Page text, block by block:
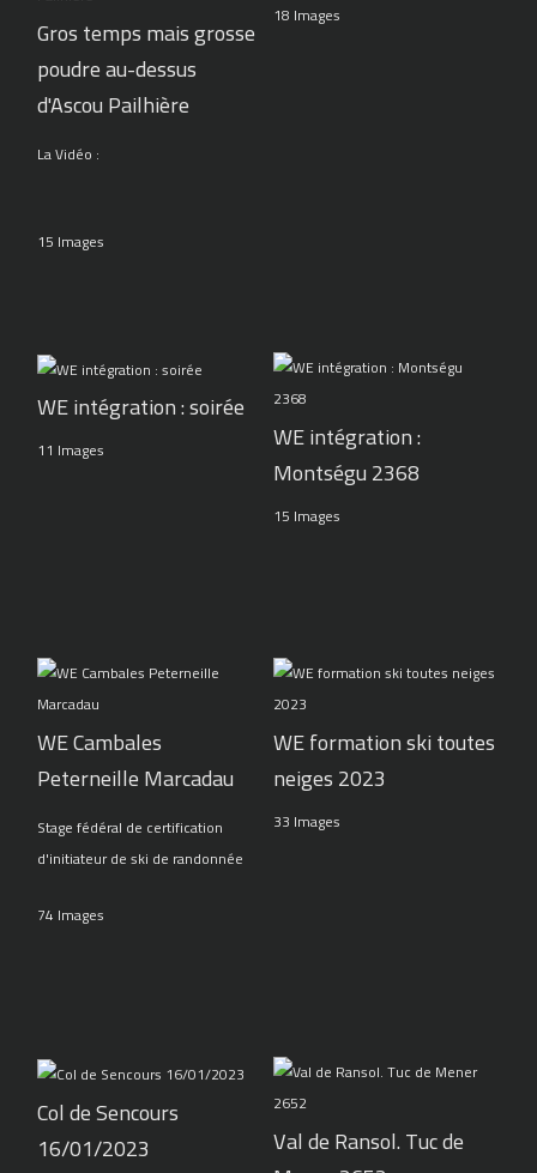
Gros temps mais grosse
poudre au-dessus
d'Ascou Pailhière
La Vidéo :
15 Images
18 Images
WE intégration : soirée
11 Images
WE intégration :
Montségu 2368
15 Images
WE Cambales
Peterneille Marcadau
Stage fédéral de certification
d'initiateur de ski de randonnée
74 Images
WE formation ski toutes
neiges 2023
33 Images
Col de Sencours
16/01/2023
Val de Ransol. Tuc de